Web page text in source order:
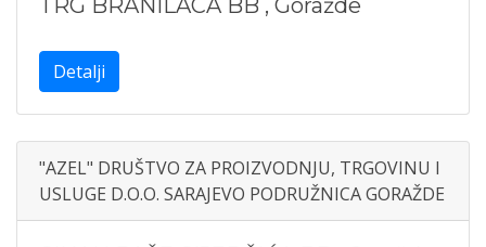
TRG BRANILACA BB , Goražde
Detalji
"AZEL" DRUŠTVO ZA PROIZVODNJU, TRGOVINU I
USLUGE D.O.O. SARAJEVO PODRUŽNICA GORAŽDE